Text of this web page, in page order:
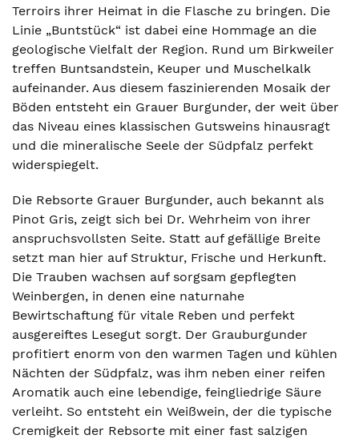
Terroirs ihrer Heimat in die Flasche zu bringen. Die
Linie „Buntstück“ ist dabei eine Hommage an die
geologische Vielfalt der Region. Rund um Birkweiler
treffen Buntsandstein, Keuper und Muschelkalk
aufeinander. Aus diesem faszinierenden Mosaik der
Böden entsteht ein Grauer Burgunder, der weit über
das Niveau eines klassischen Gutsweins hinausragt
und die mineralische Seele der Südpfalz perfekt
widerspiegelt.
Die Rebsorte Grauer Burgunder, auch bekannt als
Pinot Gris, zeigt sich bei Dr. Wehrheim von ihrer
anspruchsvollsten Seite. Statt auf gefällige Breite
setzt man hier auf Struktur, Frische und Herkunft.
Die Trauben wachsen auf sorgsam gepflegten
Weinbergen, in denen eine naturnahe
Bewirtschaftung für vitale Reben und perfekt
ausgereiftes Lesegut sorgt. Der Grauburgunder
profitiert enorm von den warmen Tagen und kühlen
Nächten der Südpfalz, was ihm neben einer reifen
Aromatik auch eine lebendige, feingliedrige Säure
verleiht. So entsteht ein Weißwein, der die typische
Cremigkeit der Rebsorte mit einer fast salzigen